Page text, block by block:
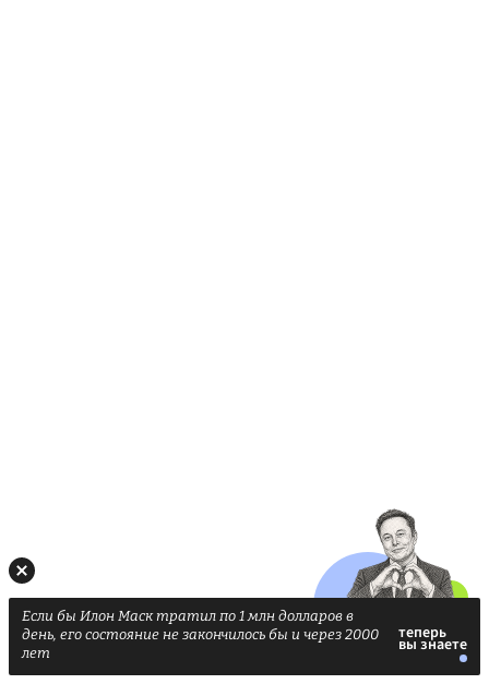
Если бы Илон Маск тратил по 1 млн долларов в
день, его состояние не закончилось бы и через 2000
лет